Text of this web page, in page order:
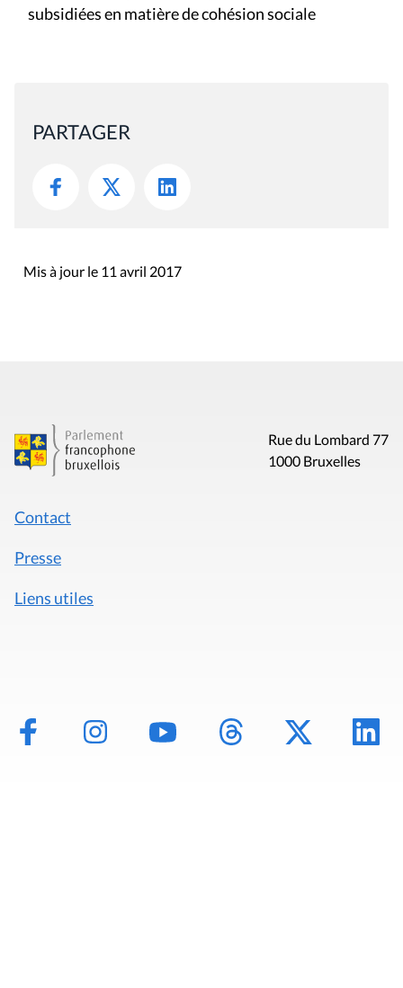
subsidiées en matière de cohésion sociale
PARTAGER
Mis à jour le 11 avril 2017
Rue du Lombard 77
1000 Bruxelles
Contact
Presse
Liens utiles